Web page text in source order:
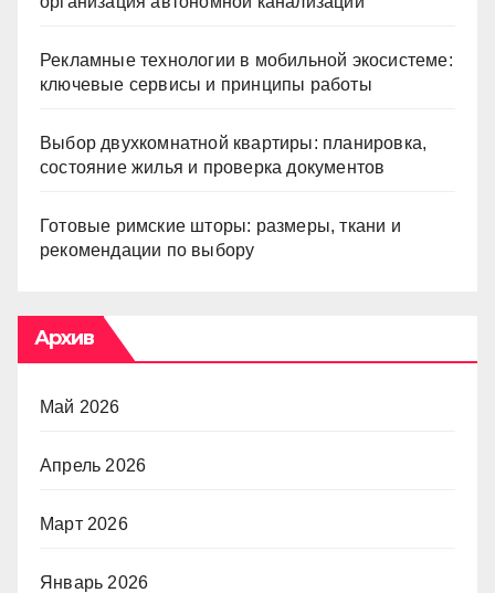
Рекламные технологии в мобильной экосистеме:
ключевые сервисы и принципы работы
Выбор двухкомнатной квартиры: планировка,
состояние жилья и проверка документов
Готовые римские шторы: размеры, ткани и
рекомендации по выбору
Архив
Май 2026
Апрель 2026
Март 2026
Январь 2026